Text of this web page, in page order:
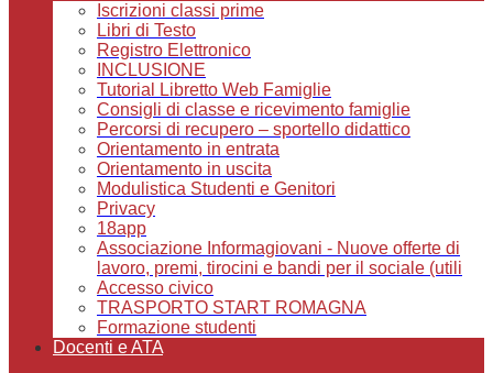
Iscrizioni classi prime
Libri di Testo
Registro Elettronico
INCLUSIONE
Tutorial Libretto Web Famiglie
Consigli di classe e ricevimento famiglie
Percorsi di recupero – sportello didattico
Orientamento in entrata
Orientamento in uscita
Modulistica Studenti e Genitori
Privacy
18app
Associazione Informagiovani - Nuove offerte di
lavoro, premi, tirocini e bandi per il sociale (utili
Accesso civico
TRASPORTO START ROMAGNA
Formazione studenti
Docenti e ATA